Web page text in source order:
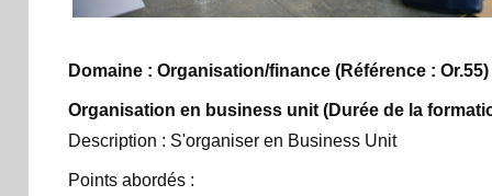
Domaine : Organisation/finance (Référence : Or.55)
Organisation en business unit (Durée de la
Description : S'organiser en Business Unit
Points abordés :